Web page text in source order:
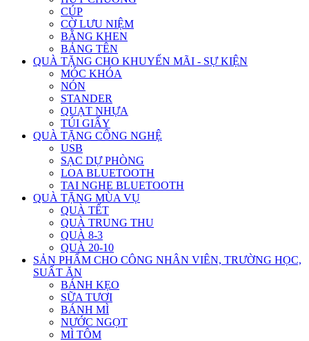
CÚP
CỜ LƯU NIỆM
BẰNG KHEN
BẢNG TÊN
QUÀ TẶNG CHO KHUYẾN MÃI - SỰ KIỆN
MÓC KHÓA
NÓN
STANDER
QUẠT NHỰA
TÚI GIẤY
QUÀ TẶNG CÔNG NGHỆ
USB
SẠC DỰ PHÒNG
LOA BLUETOOTH
TAI NGHE BLUETOOTH
QUÀ TẶNG MÙA VỤ
QUÀ TẾT
QUÀ TRUNG THU
QUÀ 8-3
QUÀ 20-10
SẢN PHẨM CHO CÔNG NHÂN VIÊN, TRƯỜNG HỌC,
SUẤT ĂN
BÁNH KẸO
SỮA TƯƠI
BÁNH MÌ
NƯỚC NGỌT
MÌ TÔM